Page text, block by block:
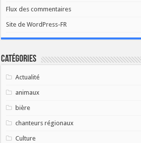
Flux des commentaires
Site de WordPress-FR
Catégories
Actualité
animaux
bière
chanteurs régionaux
Culture